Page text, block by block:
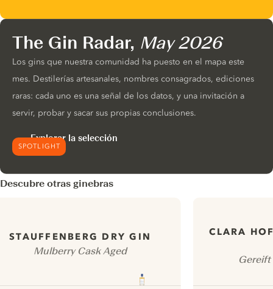
SPOTLIGHT
The Gin Radar, May 2026
Los gins que nuestra comunidad ha puesto en el mapa este
mes. Destilerías artesanales, nombres consagrados, ediciones
raras: cada uno es una señal de los datos, y una invitación a
servir, probar y sacar sus propias conclusiones.
Explorar la selección
Descubre otras ginebras
STAUFFENBERG DRY GIN
Mulberry Cask Aged
CLARA
Gereift